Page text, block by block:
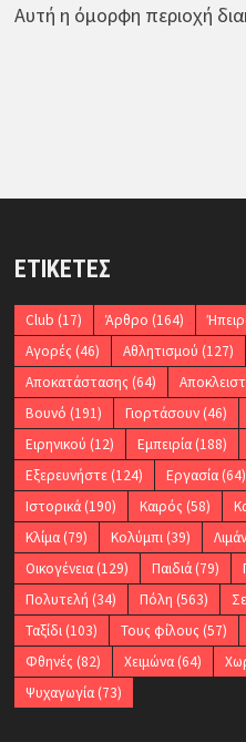
Αυτή η όμορφη περιοχή
ΕΤΙΚΈΤΕΣ
Club (17) Άρθρο (164)
Αγορές (46) Αθλητισμού (127)
Αποκατάστασης (64)
Βουνό (191) Γιορτάσουν(46)
Ειρηνικού (12) Εμπειρία(188)
Εξερευνήστε(124) Εργασία(64)
Ιστορικά(190) Καιρός (58)
Κλίμα(79) Κολύμπι(39)
Οικογένεια(129) Παιδιά(79)
Πολυτελή (34) Πόλη (563)
Ταξίδι(103) Τους φίλους (57)
Φθηνές (82) Χειμώνα(64)
Ψυχαγωγία(73)